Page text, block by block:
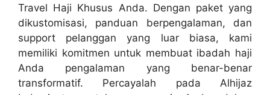
Travel Haji Khusus Anda. Dengan paket yang
dikustomisasi, panduan berpengalaman, dan
support pelanggan yang luar biasa, kami
memiliki komitmen untuk membuat ibadah haji
Anda pengalaman yang benar-benar
transformatif. Percayalah pada Alhijaz